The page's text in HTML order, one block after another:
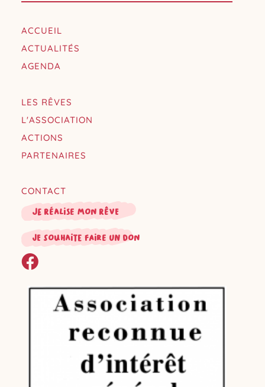
ACCUEIL
ACTUALITÉS
AGENDA
LES RÊVES
L'ASSOCIATION
ACTIONS
PARTENAIRES
CONTACT
Je réalise mon rêve
je souhaite faire un don